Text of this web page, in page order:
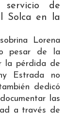
de
Solca en la
Lorena
pesar de la
la pérdida de
Estrada no
dedicó
las
a través de